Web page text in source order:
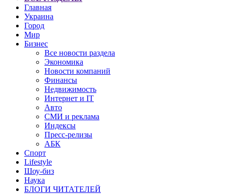
Главная
Украина
Город
Мир
Бизнес
Все новости раздела
Экономика
Новости компаний
Финансы
Недвижимость
Интернет и IT
Авто
СМИ и реклама
Индексы
Пресс-релизы
АБК
Спорт
Lifestyle
Шоу-биз
Наука
БЛОГИ ЧИТАТЕЛЕЙ